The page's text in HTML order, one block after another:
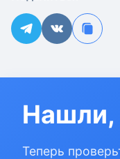
Нашли,
Теперь